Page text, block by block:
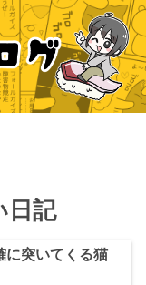
日記
に突いてくる猫